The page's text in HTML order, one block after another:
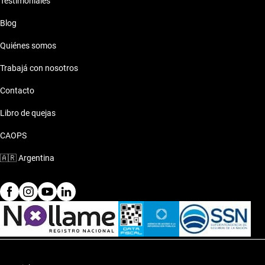
Blog
Quiénes somos
Trabajá con nosotros
Contacto
Libro de quejas
CAOPS
🇦🇷Argentina